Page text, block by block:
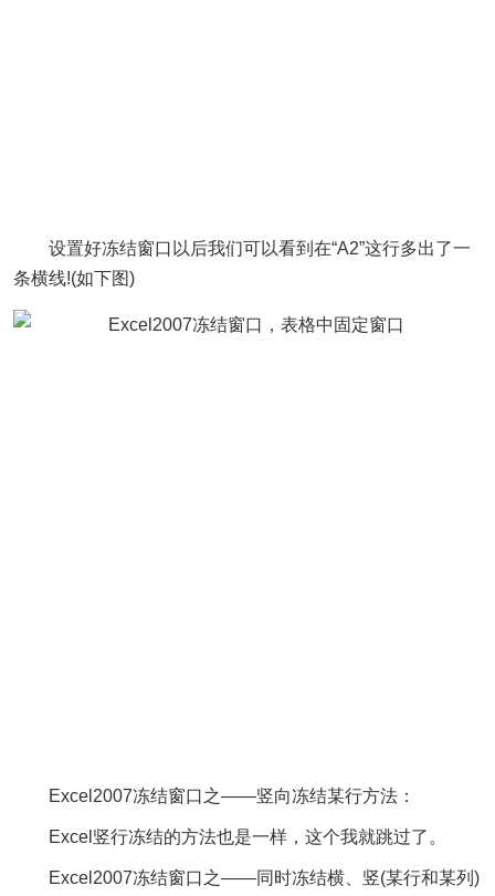
设置好冻结窗口以后我们可以看到在“A2”这行多出了一
条横线!(如下图)
Excel2007冻结窗口之——竖向冻结某行方法：
Excel竖行冻结的方法也是一样，这个我就跳过了。
Excel2007冻结窗口之——同时冻结横、竖(某行和某列)